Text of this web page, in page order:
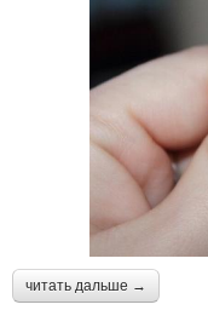
читать дальше →